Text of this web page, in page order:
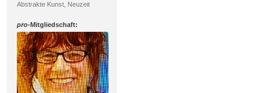
Abstrakte Kunst, Neuzeit
pro-Mitgliedschaft: